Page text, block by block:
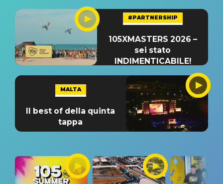
#PARTNERSHIP
105XMASTERS 2026 –
sei stato
INDIMENTICABILE!
MALTA
Il best of della quinta
tappa